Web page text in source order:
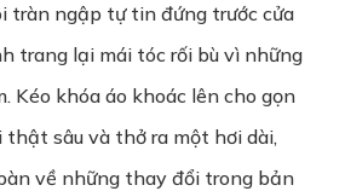
tràn ngập tự tin đứng trước cửa
trang lại mái tóc rối bù vì những
Kéo khóa áo khoác lên cho gọn
sâu và thở ra một hơi dài,
về những thay đổi trong bản